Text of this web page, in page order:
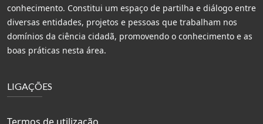
conhecimento. Constitui um espaço de partilha e diálogo entre
diversas entidades, projetos e pessoas que trabalham nos
domínios da ciência cidadã, promovendo o conhecimento e as
boas práticas nesta área.
LIGAÇÕES